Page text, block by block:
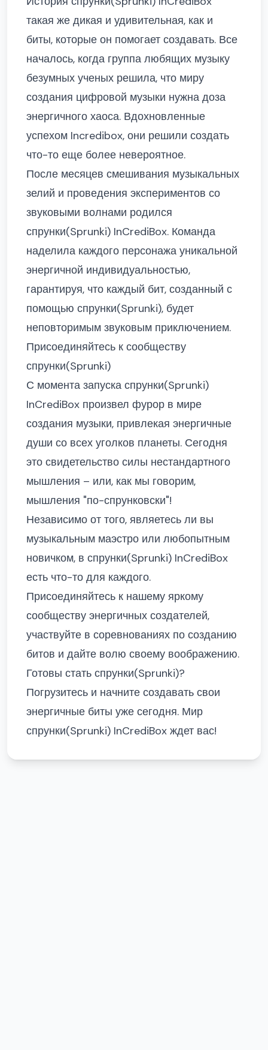
такая же дикая и удивительная, как и
биты, которые он помогает создавать. Все
началось, когда группа любящих музыку
безумных ученых решила, что миру
создания цифровой музыки нужна доза
энергичного хаоса. Вдохновленные
успехом Incredibox, они решили создать
что-то еще более невероятное.
После месяцев смешивания музыкальных
зелий и проведения экспериментов со
звуковыми волнами родился
спрунки(Sprunki) InCrediBox. Команда
наделила каждого персонажа уникальной
энергичной индивидуальностью,
гарантируя, что каждый бит, созданный с
помощью спрунки(Sprunki), будет
неповторимым звуковым приключением.
Присоединяйтесь к сообществу
спрунки(Sprunki)
С момента запуска спрунки(Sprunki)
InCrediBox произвел фурор в мире
создания музыки, привлекая энергичные
души со всех уголков планеты. Сегодня
это свидетельство силы нестандартного
мышления – или, как мы говорим,
мышления "по-спрунковски"!
Независимо от того, являетесь ли вы
музыкальным маэстро или любопытным
новичком, в спрунки(Sprunki) InCrediBox
есть что-то для каждого.
Присоединяйтесь к нашему яркому
сообществу энергичных создателей,
участвуйте в соревнованиях по созданию
битов и дайте волю своему воображению.
Готовы стать спрунки(Sprunki)?
Погрузитесь и начните создавать свои
энергичные биты уже сегодня. Мир
спрунки(Sprunki) InCrediBox ждет вас!